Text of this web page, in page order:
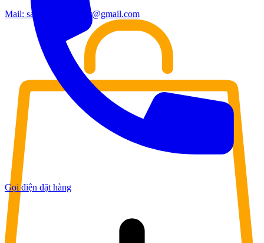
Mail: sales.moderndoor@gmail.com
Gọi điện đặt hàng